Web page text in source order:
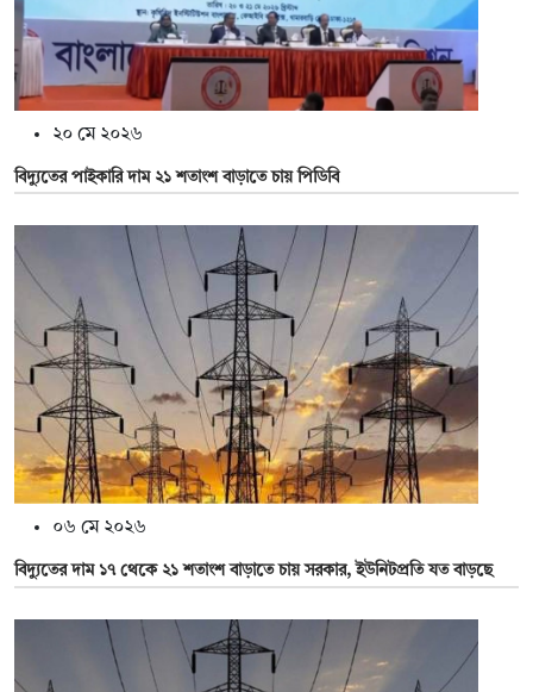
২০ মে ২০২৬
বিদ্যুতের পাইকারি দাম ২১ শতাংশ বাড়াতে চায় পিডিবি
০৬ মে ২০২৬
বিদ্যুতের দাম ১৭ থেকে ২১ শতাংশ বাড়াতে চায় সরকার, ইউনিটপ্রতি যত বাড়ছে